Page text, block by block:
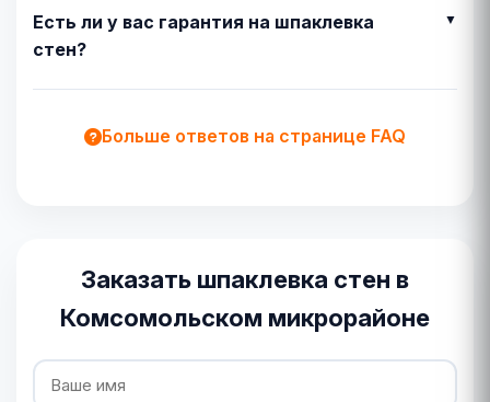
Есть ли у вас гарантия на шпаклевка
стен?
Больше ответов на странице FAQ
Заказать шпаклевка стен в
Комсомольском микрорайоне